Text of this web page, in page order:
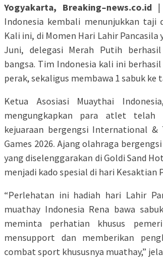
Yogyakarta, Breaking–news.co.id |
Indonesia kembali menunjukkan taji
Kali ini, di Momen Hari Lahir
Juni, delegasi Merah Putih
bangsa. Tim Indonesia kali ini
perak, sekaligus membawa 1 sabuk ke
Ketua Asosiasi Muaythai
mengungkapkan para atlet telah
kejuaraan bergengsi International
Games 2026. Ajang olahraga
yang diselenggarakan di Goldi Sand
menjadi kado spesial di hari Kesaktian
“Perlehatan ini hadiah hari Lahir
muathay Indonesia Rena bawa
meminta perhatian khusus
mensupport dan memberikan
combat sport khususnya muathay,”